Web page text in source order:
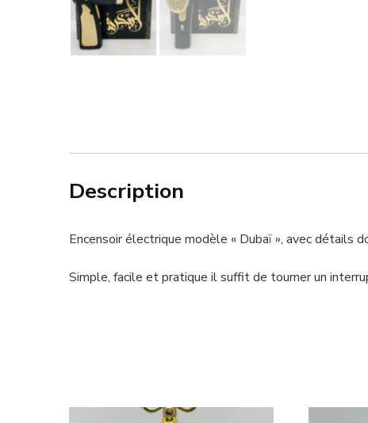
Description
Encensoir électrique modèle « Dubaï », avec détails
Simple, facile et pratique il suffit de tourner un